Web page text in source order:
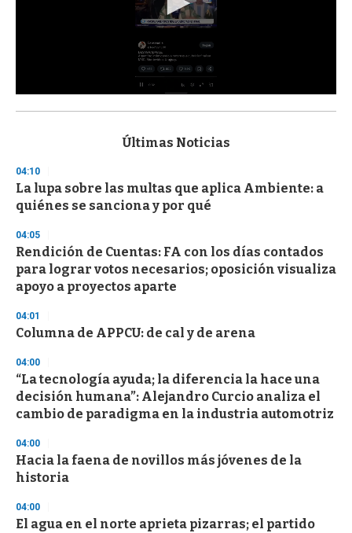
s
d
s
o
f
3
s
c
o
d
s
Últimas Noticias
04:10
La lupa sobre las multas que aplica Ambiente: a
quiénes se sanciona y por qué
04:05
Rendición de Cuentas: FA con los días contados
para lograr votos necesarios; oposición visualiza
apoyo a proyectos aparte
04:01
Columna de APPCU: de cal y de arena
04:00
“La tecnología ayuda; la diferencia la hace una
decisión humana”: Alejandro Curcio analiza el
cambio de paradigma en la industria automotriz
04:00
Hacia la faena de novillos más jóvenes de la
historia
04:00
El agua en el norte aprieta pizarras; el partido